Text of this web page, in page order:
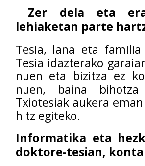
Zer dela eta
lehiaketan parte
Tesia, lana eta
Tesia idazterako
nuen eta bizitza ez
nuen, baina
Txiotesiak aukera
hitz egiteko.
Informatika eta
doktore-tesian,